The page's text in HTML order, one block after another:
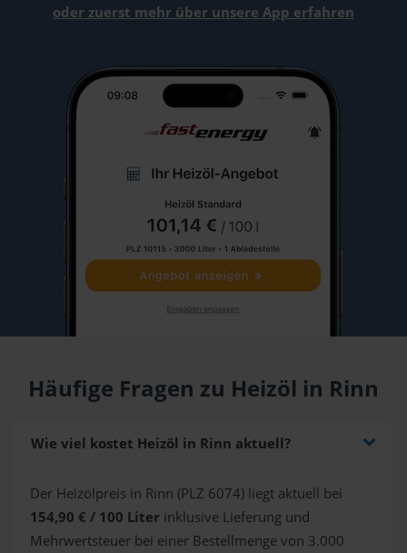
oder zuerst mehr über unsere App erfahren
Häufige Fragen zu Heizöl in Rinn
Wie viel kostet Heizöl in Rinn aktuell?
Der Heizölpreis in Rinn (PLZ 6074) liegt aktuell bei
154,90 € / 100 Liter inklusive Lieferung und
Mehrwertsteuer bei einer Bestellmenge von 3.000